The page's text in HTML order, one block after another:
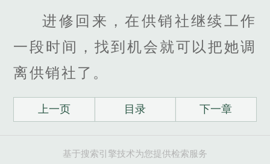
进修回来，在供销社继续工作
一段时间，找到机会就可以把她调
离供销社了。
上一页 目录 下一章
基于搜索引擎技术为您提供检索服务